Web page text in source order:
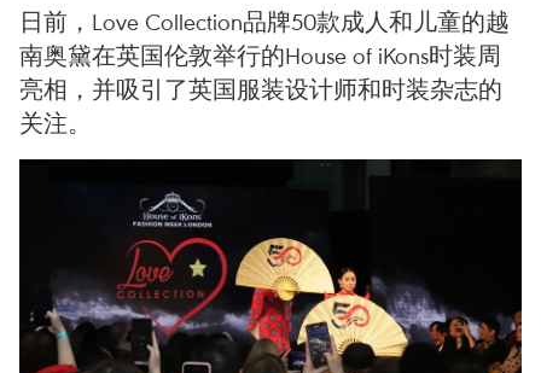
日前，Love Collection品牌50款成人和儿童的越
南奥黛在英国伦敦举行的House of iKons时装周
亮相，并吸引了英国服装设计师和时装杂志的
关注。